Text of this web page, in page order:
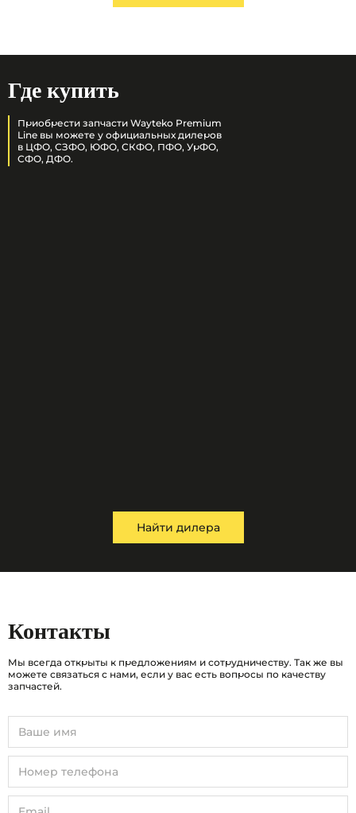
Где купить
Приобрести запчасти Wayteko Premium
Line вы можете у официальных дилеров
в ЦФО, СЗФО, ЮФО, СКФО, ПФО, УрФО,
СФО, ДФО.
Найти дилера
Контакты
Мы всегда открыты к предложениям и сотрудничеству. Так же вы
можете связаться с нами, если у вас есть вопросы по качеству
запчастей.